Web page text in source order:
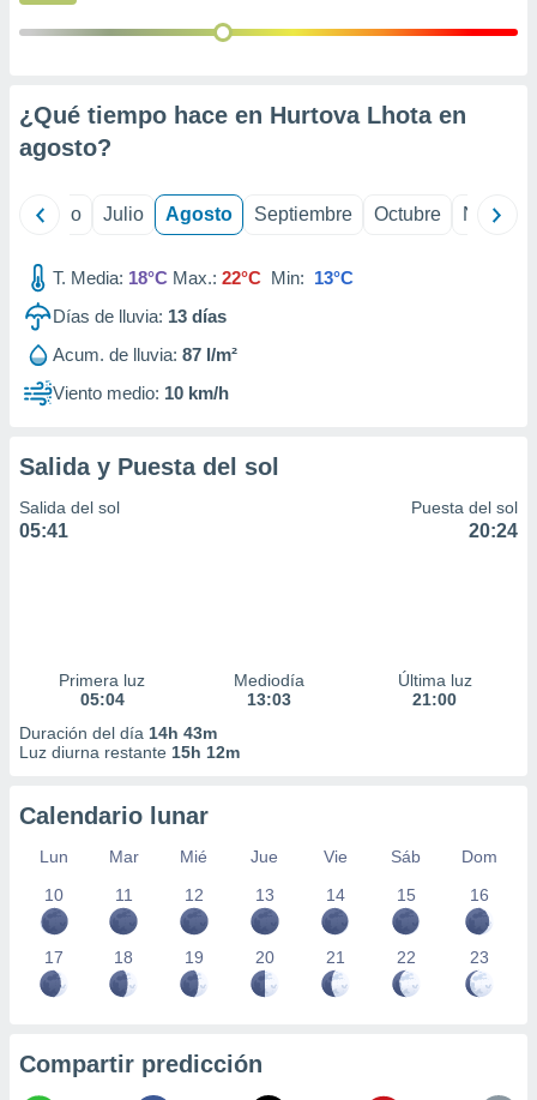
mediante
publicidad
publicidad
1199
¿Qué tiempo hace en Hurtova Lhota en
agosto?
Junio Julio Agosto Septiembre Octubre
T. Media: 18°C Max.: 22°C Min: 13°C
Días de lluvia: 13 días
Acum. de lluvia: 87 l/m²
Viento medio: 10 km/h
Salida y Puesta del sol
Salida del sol
05:41
Puesta del sol
20:24
Primera luz
05:04
Mediodía
13:03
Última luz
21:00
Duración del día 14h 43m
Luz diurna restante 15h 12m
Calendario lunar
Lun Mar Mié Jue Vie Sáb
Dom
10
11 12 13 14 15 16
17 18 19 20 21 22 23
Compartir predicción